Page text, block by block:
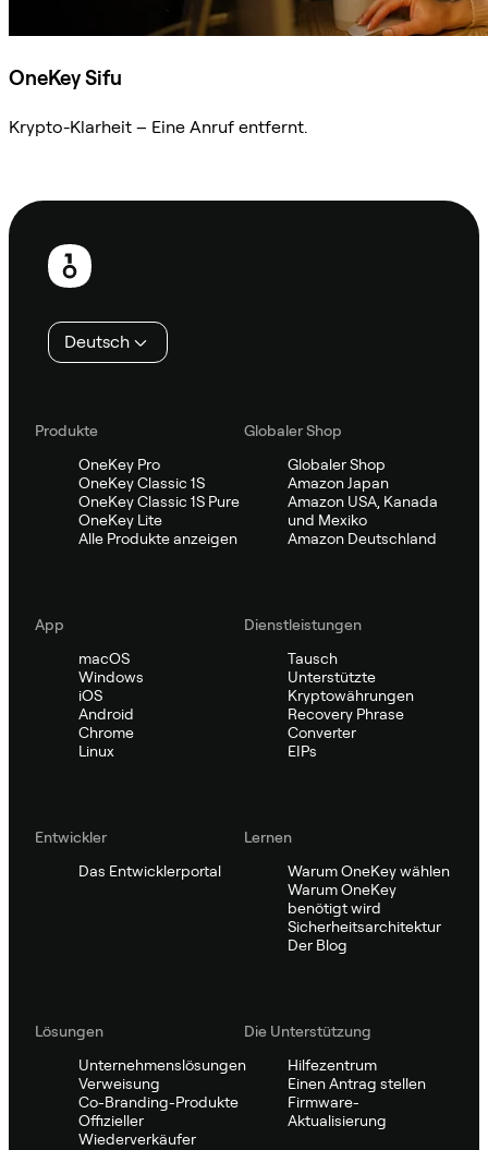
OneKey Sifu
Krypto-Klarheit – Eine Anruf entfernt.
Fußzeile
Deutsch
Produkte
OneKey Pro
OneKey Classic 1S
OneKey Classic 1S Pure
OneKey Lite
Alle Produkte anzeigen
Globaler Shop
Globaler Shop
Amazon Japan
Amazon USA, Kanada
und Mexiko
Amazon Deutschland
App
macOS
Windows
iOS
Android
Chrome
Linux
Dienstleistungen
Tausch
Unterstützte
Kryptowährungen
Recovery Phrase
Converter
EIPs
Entwickler
Das Entwicklerportal
Lernen
Warum OneKey wählen
Warum OneKey
benötigt wird
Sicherheitsarchitektur
Der Blog
Lösungen
Unternehmenslösungen
Verweisung
Co-Branding-Produkte
Offizieller
Wiederverkäufer
Die Unterstützung
Hilfezentrum
Einen Antrag stellen
Firmware-
Aktualisierung